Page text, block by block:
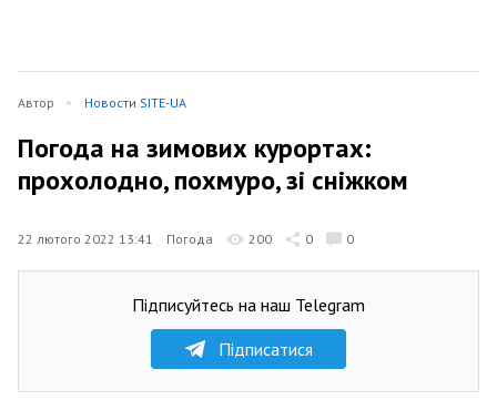
Автор Новости SITE-UA
Погода на зимових курортах:
прохолодно, похмуро, зі сніжком
22 лютого 2022 13:41 Погода 200 0 0
Підписуйтесь на наш Telegram
Підписатися